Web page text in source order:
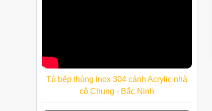
Tủ bếp thùng inox 304 cánh Acrylic nhà
cô Chung - Bắc Ninh